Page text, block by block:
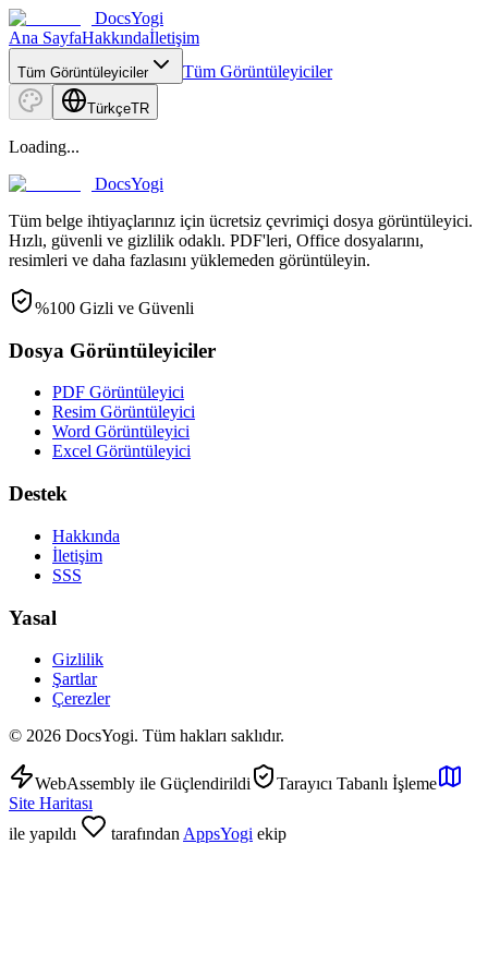
DocsYogi
Ana SayfaHakkındaİletişim
Tüm Görüntüleyiciler Tüm Görüntüleyiciler
TürkçeTR
Loading...
DocsYogi
Tüm belge ihtiyaçlarınız için ücretsiz çevrimiçi dosya görüntüleyici.
Hızlı, güvenli ve gizlilik odaklı. PDF'leri, Office dosyalarını,
resimleri ve daha fazlasını yüklemeden görüntüleyin.
%100 Gizli ve Güvenli
Dosya Görüntüleyiciler
PDF Görüntüleyici
Resim Görüntüleyici
Word Görüntüleyici
Excel Görüntüleyici
Destek
Hakkında
İletişim
SSS
Yasal
Gizlilik
Şartlar
Çerezler
© 2026 DocsYogi. Tüm hakları saklıdır.
WebAssembly ile Güçlendirildi
Tarayıcı Tabanlı İşleme
Site Haritası
ile yapıldı
tarafından AppsYogi ekip